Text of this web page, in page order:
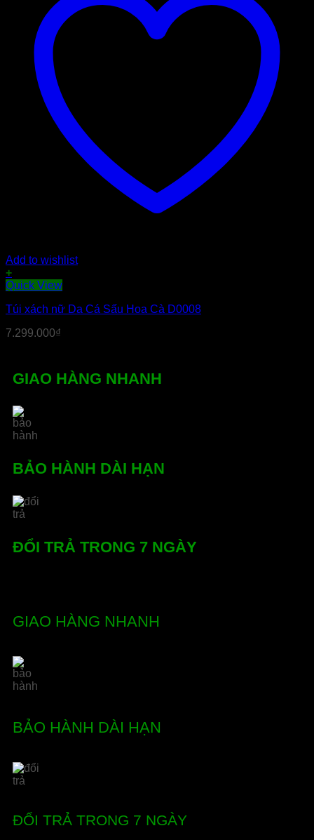
Add to wishlist
+
Quick View
Túi xách nữ Da Cá Sấu Hoa Cà D0008
7.299.000₫
GIAO HÀNG NHANH
BẢO HÀNH DÀI HẠN
ĐỔI TRẢ TRONG 7 NGÀY
GIAO HÀNG NHANH
BẢO HÀNH DÀI HẠN
ĐỔI TRẢ TRONG 7 NGÀY